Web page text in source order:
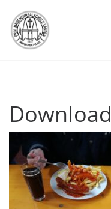
Download